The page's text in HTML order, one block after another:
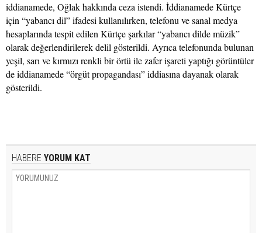
iddianamede, Oğlak hakkında ceza istendi. İddianamede Kürtçe
için “yabancı dil” ifadesi kullanılırken, telefonu ve sanal medya
hesaplarında tespit edilen Kürtçe şarkılar “yabancı dilde müzik”
olarak değerlendirilerek delil gösterildi. Ayrıca telefonunda bulunan
yeşil, sarı ve kırmızı renkli bir örtü ile zafer işareti yaptığı görüntüler
de iddianamede “örgüt propagandası” iddiasına dayanak olarak
gösterildi.
HABERE YORUM KAT